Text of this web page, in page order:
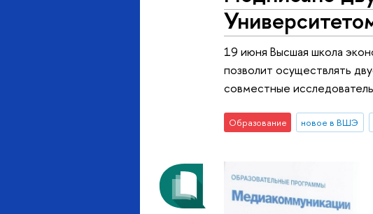
19 июня Высшая школа
позволит осуществлять
совместные
Образование новое в ВШЭ